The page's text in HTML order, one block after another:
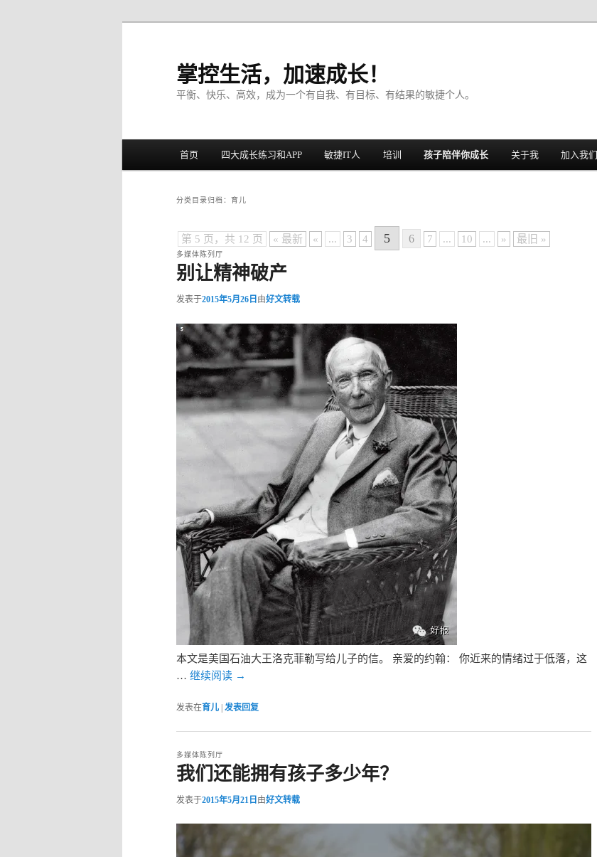
掌控生活，加速成长！
平衡、快乐、高效，成为一个有自我、有目标、有结果的敏捷个人。
跳至主内容区域
跳至副内容区域
首页 四大成长练习和APP 敏捷IT人 培训 孩子陪伴你成长 关于我 加入我们
分类目录归档： 育儿
第 5 页，共 12 页 « 最新 « ... 3 4 5 6 7 ... 10 ... » 最旧 »
别让精神破产
多媒体陈列厅
发表于2015年5月26日 由好文转载
本文是美国石油大王洛克菲勒写给儿子的信。 亲爱的约翰： 你近来的情绪过于低落，这
… 继续阅读 →
发表在育儿 发表回复
我们还能拥有孩子多少年？
多媒体陈列厅
发表于2015年5月21日 由好文转载